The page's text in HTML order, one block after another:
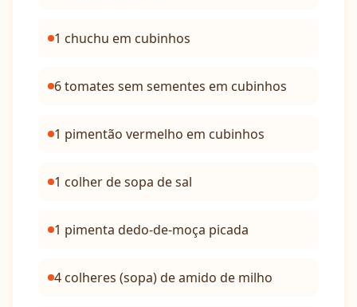
1 chuchu em cubinhos
6 tomates sem sementes em cubinhos
1 pimentão vermelho em cubinhos
1 colher de sopa de sal
1 pimenta dedo-de-moça picada
4 colheres (sopa) de amido de milho